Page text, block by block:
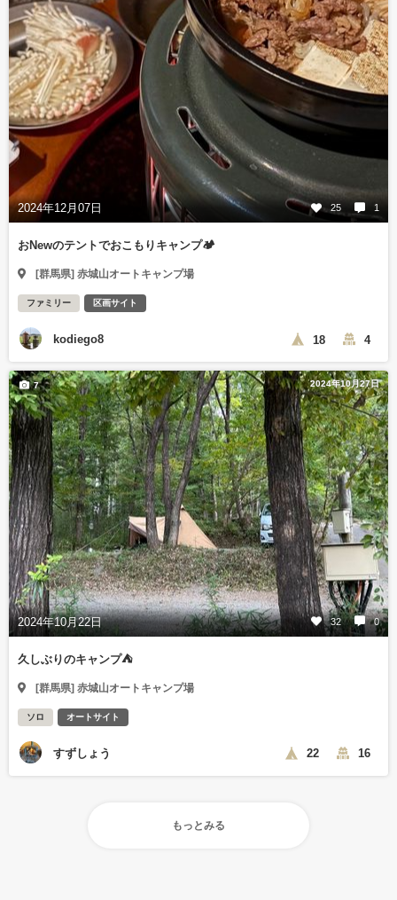
2024年12月07日 25 1
おNewのテントでおこもりキャンプ🏕️
[群馬県] 赤城山オートキャンプ場
ファミリー 区画サイト
kodiego8 18 4
2024年10月27日
2024年10月22日 32 0
7
久しぶりのキャンプ⛺️
[群馬県] 赤城山オートキャンプ場
ソロ オートサイト
すずしょう 22 16
もっとみる